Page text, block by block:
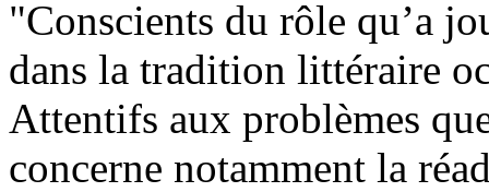
"Conscients du rôle qu’a
dans la tradition littéraire
Attentifs aux problèmes
concerne notamment la